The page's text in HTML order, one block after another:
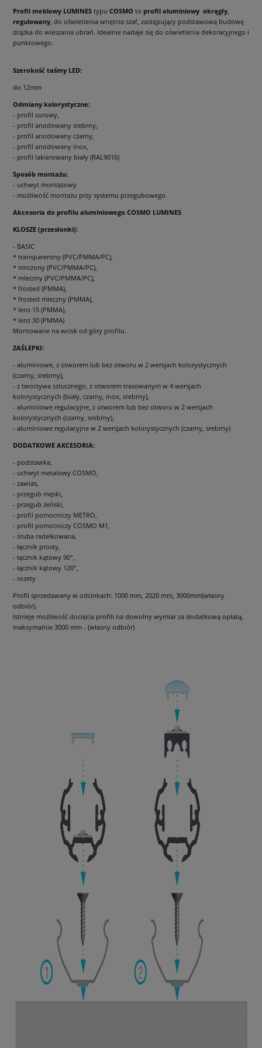
Profil meblowy LUMINES typu COSMO to profil aluminiowy okrągły,
regulowany, do oświetlenia wnętrza szaf, zastępujący podstawową budowę
drążka do wieszania ubrań. Idealnie nadaje się do oświetlenia dekoracyjnego i
punktowego.
Szerokość taśmy LED:
do 12mm
Odmiany kolorystyczne:
- profil surowy,
- profil anodowany srebrny,
- profil anodowany czarny,
- profil anodowany inox,
- profil lakierowany biały (RAL9016)
Sposób montażu:
- uchwyt montażowy
- możliwość montażu przy systemu przegubowego
Akcesoria do profilu aluminiowego COSMO LUMINES
KLOSZE (przesłonki):
- BASIC
* transparentny (PVC/PMMA/PC),
* mrożony (PVC/PMMA/PC),
* mleczny (PVC/PMMA/PC),
* frosted (PMMA),
* frosted mleczny (PMMA),
* lens 15 (PMMA),
* lens 30 (PMMA)
Montowane na wcisk od góry profilu.
ZAŚLEPKI:
- aluminiowe, z otworem lub bez otworu w 2 wersjach kolorystycznych
(czarny, srebrny),
- z tworzywa sztucznego, z otworem trasowanym w 4 wersjach
kolorystycznych (biały, czarny, inox, srebrny),
- aluminiowe regulacyjne, z otworem lub bez otworu w 2 wersjach
kolorystycznych (czarny, srebrny),
- aluminiowe regulacyjne w 2 wersjach kolorystycznych (czarny, srebrny)
DODATKOWE AKCESORIA:
- podstawka,
- uchwyt metalowy COSMO,
- zawias,
- przegub męski,
- przegub żeński,
- profil pomocniczy METRO,
- profil pomocniczy COSMO M1,
- śruba radełkowana,
- łącznik prosty,
- łącznik kątowy 90°,
- łącznik kątowy 120°,
- rozety
Profil sprzedawany w odcinkach: 1000 mm, 2020 mm, 3000mm(własny
odbiór).
Istnieje możliwość docięcia profili na dowolny wymiar za dodatkową opłatą,
maksymalnie 3000 mm - (własny odbiór)